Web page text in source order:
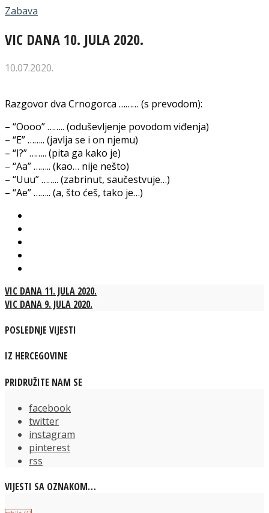
Zabava
VIC DANA 10. JULA 2020.
10.07.2020.
Razgovor dva Crnogorca ……… (s prevodom):
– “Oooo” …….. (oduševljenje povodom viđenja)
– “E” …….. (javlja se i on njemu)
– “I?” …….. (pita ga kako je)
– “Aa” …….. (kao… nije nešto)
– “Uuu” …….. (zabrinut, saučestvuje…)
– “Ae” …….. (a, što ćeš, tako je…)
VIC DANA 11. JULA 2020.
VIC DANA 9. JULA 2020.
POSLEDNJE VIJESTI
IZ HERCEGOVINE
PRIDRUŽITE NAM SE
facebook
twitter
instagram
pinterest
rss
VIJESTI SA OZNAKOM…